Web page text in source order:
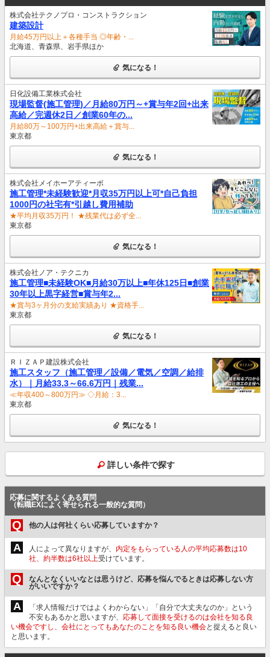
株式会社テクノプロ・コンストラクション
建築設計
月給45万円以上＋各種手当 ◎年齢・...
北海道、青森県、岩手県ほか
気になる！
日化設備工業株式会社
現場監督(施工管理)／月給80万円～+賞与年2回+出来
高給／完週休2日／創業60年の...
月給80万～100万円+出来高給＋賞与...
東京都
気になる！
株式会社メイホーアティーボ
施工管理*未経験歓迎*月収35万円以上可*自己負担
1000円の社宅有*引越し費用補助
★平均月収35万円！ ★残業代は必ず全...
東京都
気になる！
株式会社ノア・テクニカ
施工管理■未経験OK■月給30万以上■年休125日■創業
30年以上黒字経営■賞与年2...
★賞与3ヶ月分の支給実績あり ★資格手...
東京都
気になる！
ＲＩＺＡＰ建設株式会社
施工スタッフ（施工管理／設備／電気／空調／給排
水）｜月給33.3～66.6万円｜残業...
≪年収400～800万円≫ ◇月給：3...
東京都
気になる！
詳しい条件で探す
応募に関するよくある質問
（転職EXによく寄せられる一般的な質問）
Q 他の人は何社くらい応募していますか？
A 人によって異なりますが、 内定をもらっている人の平均応募数は10
社、約半数は6社以上受けています。
Q
なんとなくいいなとは思うけど、応募を悩んでるときは応募しない方
がいいですか？
A
「求人情報だけではよくわからない」「自分で大丈夫なのか」という
不安もあるかと思いますが、 応募して面接を受けるのは会社を知る良
い機会ですし、会社にとってもあなたのことを知る良い機会と捉えると良い
と思います。